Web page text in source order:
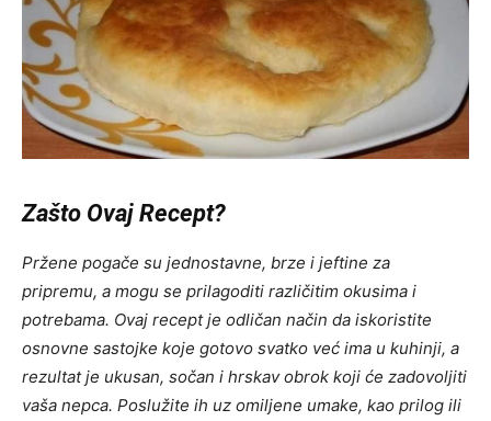
Zašto Ovaj Recept?
Pržene pogače su jednostavne, brze i jeftine za
pripremu, a mogu se prilagoditi različitim okusima i
potrebama. Ovaj recept je odličan način da iskoristite
osnovne sastojke koje gotovo svatko već ima u kuhinji, a
rezultat je ukusan, sočan i hrskav obrok koji će zadovoljiti
vaša nepca. Poslužite ih uz omiljene umake, kao prilog ili